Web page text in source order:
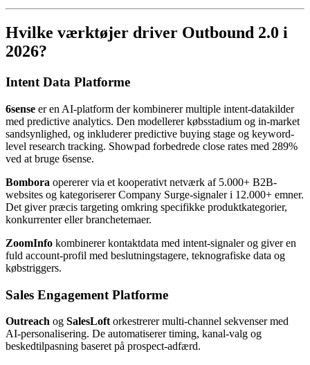
Hvilke værktøjer driver Outbound 2.0 i
2026?
Intent Data Platforme
6sense er en AI-platform der kombinerer multiple intent-datakilder
med predictive analytics. Den modellerer købsstadium og in-market
sandsynlighed, og inkluderer predictive buying stage og keyword-
level research tracking. Showpad forbedrede close rates med 289%
ved at bruge 6sense.
Bombora opererer via et kooperativt netværk af 5.000+ B2B-
websites og kategoriserer Company Surge-signaler i 12.000+ emner.
Det giver præcis targeting omkring specifikke produktkategorier,
konkurrenter eller branchetemaer.
ZoomInfo kombinerer kontaktdata med intent-signaler og giver en
fuld account-profil med beslutningstagere, teknografiske data og
købstriggers.
Sales Engagement Platforme
Outreach og SalesLoftorkestrerer multi-channel sekvenser med
AI-personalisering. De automatiserer timing, kanal-valg og
beskedtilpasning baseret på prospect-adfærd.